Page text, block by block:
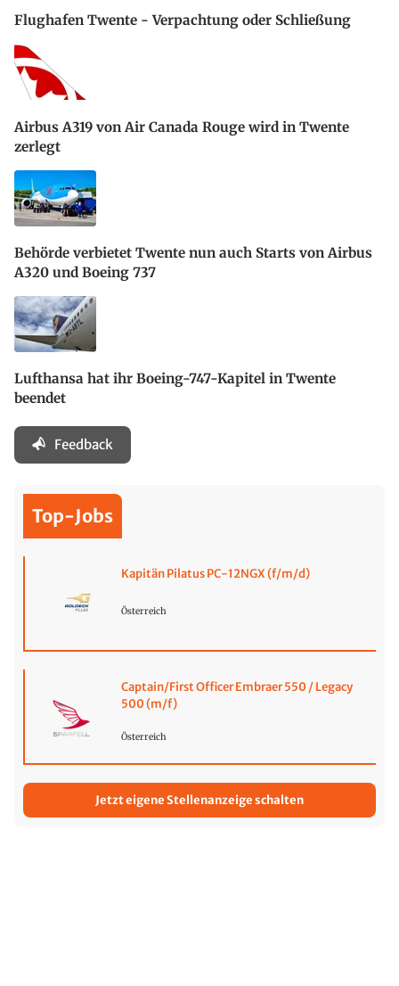
Flughafen Twente - Verpachtung oder Schließung
Airbus A319 von Air Canada Rouge wird in Twente
zerlegt
Behörde verbietet Twente nun auch Starts von Airbus
A320 und Boeing 737
Lufthansa hat ihr Boeing-747-Kapitel in Twente
beendet
Feedback
Top-Jobs
Kapitän Pilatus PC-12NGX (f/m/d)
Österreich
Captain/First Officer Embraer 550 / Legacy
500 (m/f)
Österreich
Jetzt eigene Stellenanzeige schalten